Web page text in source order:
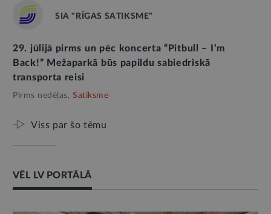
SIA "RĪGAS SATIKSME"
29. jūlijā pirms un pēc koncerta “Pitbull – I’m
Back!” Mežaparkā būs papildu sabiedriskā
transporta reisi
Pirms nedēļas, Satiksme
Viss par šo tēmu
VĒL LV PORTĀLĀ